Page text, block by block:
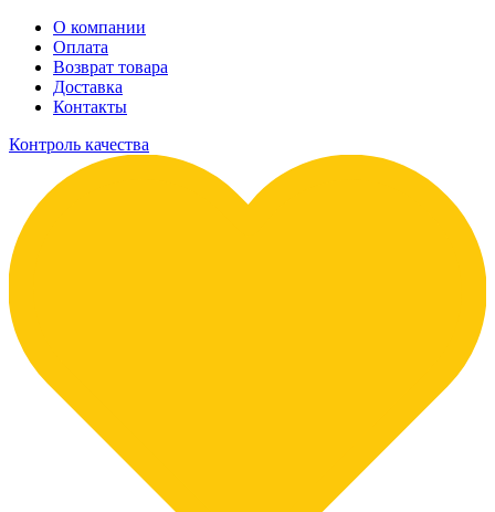
О компании
Оплата
Возврат товара
Доставка
Контакты
Контроль качества